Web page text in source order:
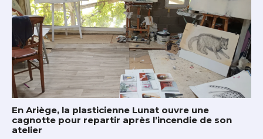
En Ariège, la plasticienne Lunat ouvre une
cagnotte pour repartir après l’incendie de son
atelier